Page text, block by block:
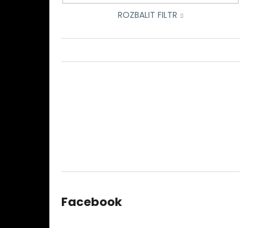
ROZBALIT FILTR
Facebook